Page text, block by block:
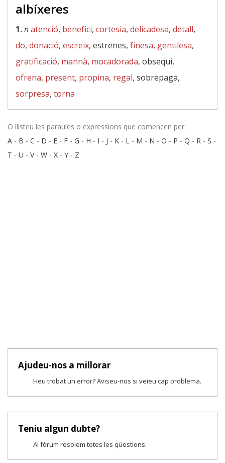
albíxeres
1.natenció, benefici, cortesia, delicadesa, detall,
do, donació, escreix, estrenes, finesa, gentilesa,
gratificació, mannà, mocadorada, obsequi,
ofrena, present, propina, regal, sobrepaga,
sorpresa, torna
O llisteu les paraules o expressions que comencen per:
A - B - C - D - E - F - G - H - I - J - K - L - M - N - O - P - Q - R - S -
T - U - V- W - X - Y - Z
Ajudeu-nos a millorar
Heu trobat un error? Aviseu-nos si veieu cap problema.
Teniu algun dubte?
Al fòrum resolem totes les qüestions.